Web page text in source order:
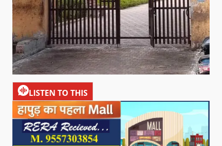
LISTEN TO THIS